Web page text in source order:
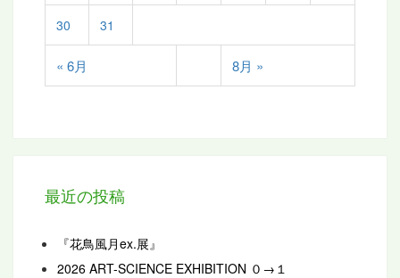
« 6月 8月 »
30 31
最近の投稿
『花鳥風月ex.展』
2026 ART-SCIENCE EXHIBITION ０→１